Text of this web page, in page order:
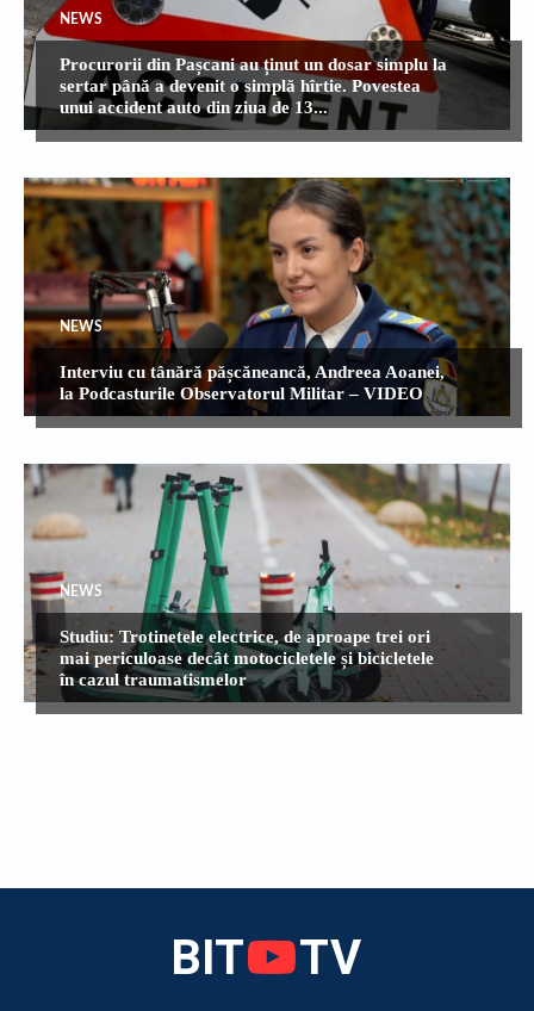
NEWS
Procurorii din Pașcani au ținut un dosar simplu la
sertar până a devenit o simplă hîrtie. Povestea
unui accident auto din ziua de 13...
NEWS
Interviu cu tânără pășcăneancă, Andreea Aoanei,
la Podcasturile Observatorul Militar – VIDEO
NEWS
Studiu: Trotinetele electrice, de aproape trei ori
mai periculoase decât motocicletele și bicicletele
în cazul traumatismelor
BIT TV